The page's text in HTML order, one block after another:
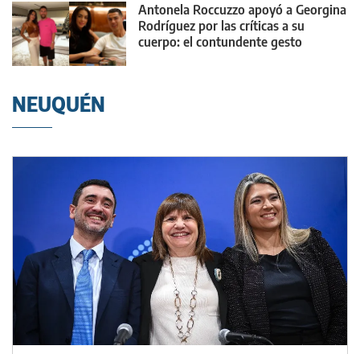
Antonela Roccuzzo apoyó a Georgina
Rodríguez por las críticas a su
cuerpo: el contundente gesto
NEUQUÉN